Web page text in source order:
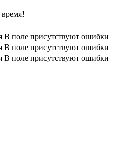
В поле присутствуют ошибки
В поле присутствуют ошибки
В поле присутствуют ошибки